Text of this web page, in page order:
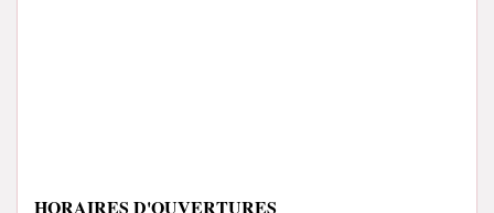
HORAIRES D'OUVERTURES